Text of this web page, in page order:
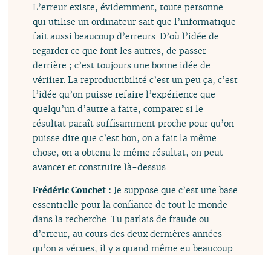
L’erreur existe, évidemment, toute personne
qui utilise un ordinateur sait que l’informatique
fait aussi beaucoup d’erreurs. D’où l’idée de
regarder ce que font les autres, de passer
derrière ; c’est toujours une bonne idée de
vérifier. La reproductibilité c’est un peu ça, c’est
l’idée qu’on puisse refaire l’expérience que
quelqu’un d’autre a faite, comparer si le
résultat paraît suffisamment proche pour qu’on
puisse dire que c’est bon, on a fait la même
chose, on a obtenu le même résultat, on peut
avancer et construire là-dessus.
Frédéric Couchet :Je suppose que c’est une base
essentielle pour la confiance de tout le monde
dans la recherche. Tu parlais de fraude ou
d’erreur, au cours des deux dernières années
qu’on a vécues, il y a quand même eu beaucoup